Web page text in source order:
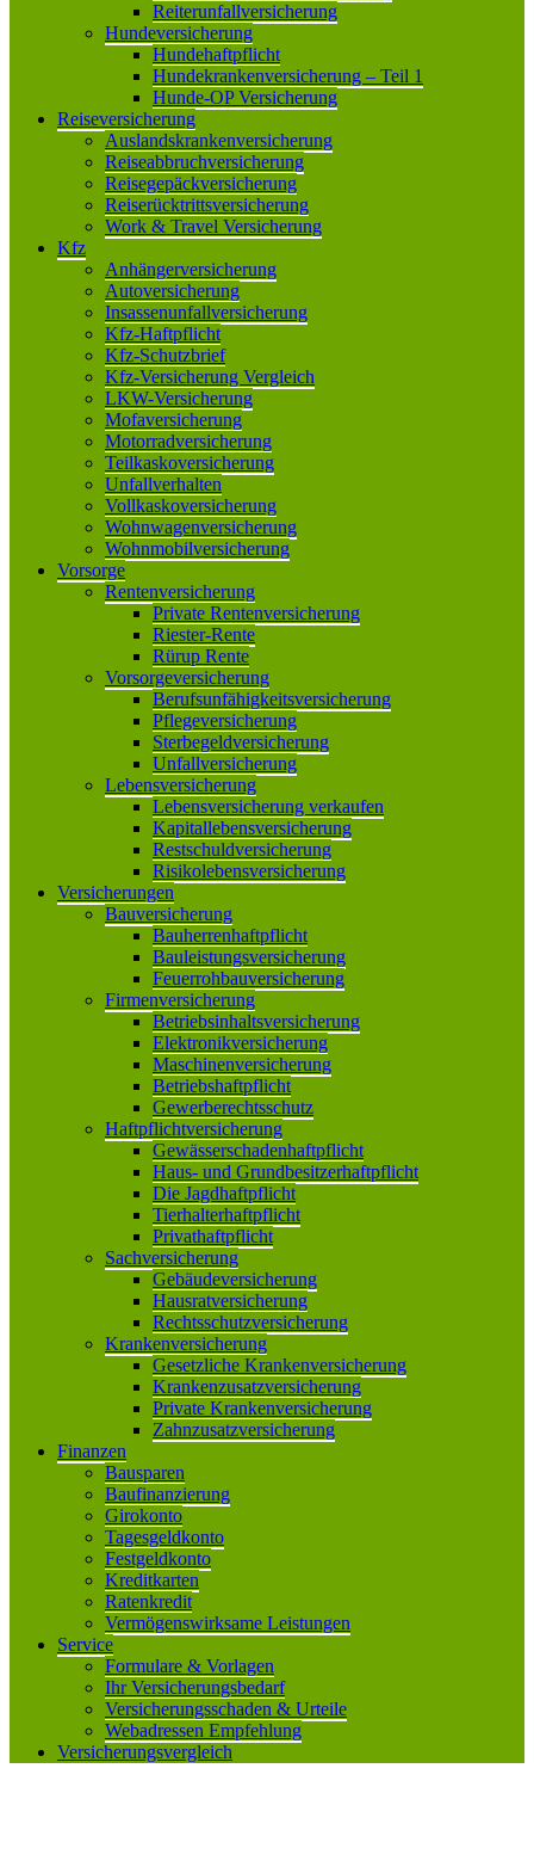
Reiterunfallversicherung
Hundeversicherung
Hundehaftpflicht
Hundekrankenversicherung – Teil 1
Hunde-OP Versicherung
Reiseversicherung
Auslandskrankenversicherung
Reiseabbruchversicherung
Reisegepäckversicherung
Reiserücktrittsversicherung
Work & Travel Versicherung
Kfz
Anhängerversicherung
Autoversicherung
Insassenunfallversicherung
Kfz-Haftpflicht
Kfz-Schutzbrief
Kfz-Versicherung Vergleich
LKW-Versicherung
Mofaversicherung
Motorradversicherung
Teilkaskoversicherung
Unfallverhalten
Vollkaskoversicherung
Wohnwagenversicherung
Wohnmobilversicherung
Vorsorge
Rentenversicherung
Private Rentenversicherung
Riester-Rente
Rürup Rente
Vorsorgeversicherung
Berufsunfähigkeitsversicherung
Pflegeversicherung
Sterbegeldversicherung
Unfallversicherung
Lebensversicherung
Lebensversicherung verkaufen
Kapitallebensversicherung
Restschuldversicherung
Risikolebensversicherung
Versicherungen
Bauversicherung
Bauherrenhaftpflicht
Bauleistungsversicherung
Feuerrohbauversicherung
Firmenversicherung
Betriebsinhaltsversicherung
Elektronikversicherung
Maschinenversicherung
Betriebshaftpflicht
Gewerberechtsschutz
Haftpflichtversicherung
Gewässerschadenhaftpflicht
Haus- und Grundbesitzerhaftpflicht
Die Jagdhaftpflicht
Tierhalterhaftpflicht
Privathaftpflicht
Sachversicherung
Gebäudeversicherung
Hausratversicherung
Rechtsschutzversicherung
Krankenversicherung
Gesetzliche Krankenversicherung
Krankenzusatzversicherung
Private Krankenversicherung
Zahnzusatzversicherung
Finanzen
Bausparen
Baufinanzierung
Girokonto
Tagesgeldkonto
Festgeldkonto
Kreditkarten
Ratenkredit
Vermögenswirksame Leistungen
Service
Formulare & Vorlagen
Ihr Versicherungsbedarf
Versicherungsschaden & Urteile
Webadressen Empfehlung
Versicherungsvergleich